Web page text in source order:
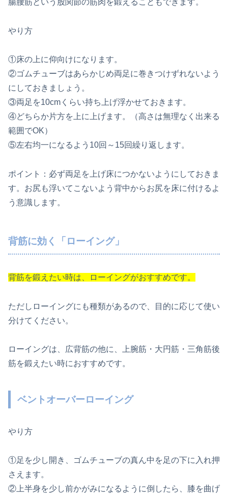
やり方
①床の上に仰向けになります。
②ゴムチューブはあらかじめ両足に巻きつけずれないよう
にしておきましょう。
③両足を10cmくらい持ち上げ浮かせておきます。
④どちらか片方を上に上げます。（高さは無理なく出来る
範囲でOK）
⑤左右均一になるよう10回～15回繰り返します。
ポイント：必ず両足を上げ床につかないようにしておきま
す。お尻も浮いてこないよう背中からお尻を床に付けるよ
う意識します。
背筋に効く「ローイング」
背筋を鍛えたい時は、ローイングがおすすめです。
ただしローイングにも種類があるので、目的に応じて使い
分けてください。
ローイングは、広背筋の他に、上腕筋・大円筋・三角筋後
筋を鍛えたい時におすすめです。
ベントオーバーローイング
やり方
①足を少し開き、ゴムチューブの真ん中を足の下に入れ押
さえます。
②上半身を少し前かがみになるように倒したら、膝を曲げ